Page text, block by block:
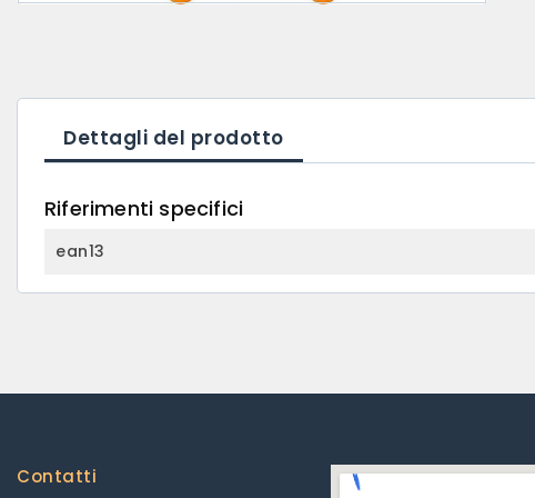
Dettagli del prodotto
Riferimenti specifici
ean13
Contatti